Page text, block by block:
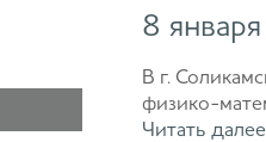
8
В г.
физико-
Читать далее